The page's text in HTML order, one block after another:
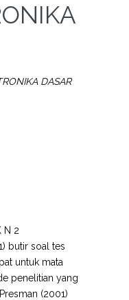
DASAR
N 2
butir soal tes
untuk mata
penelitian yang
(2001)